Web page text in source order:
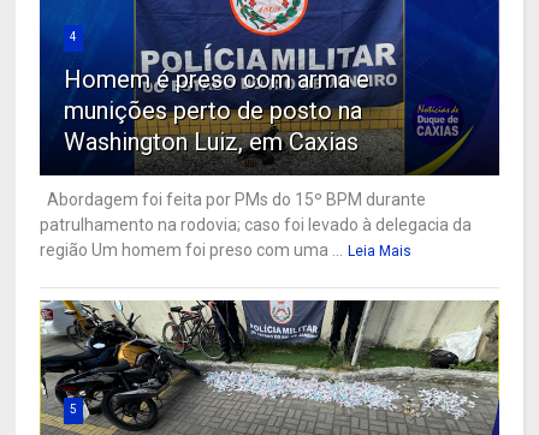
4
Homem é preso com arma e
munições perto de posto na
Washington Luiz, em Caxias
Abordagem foi feita por PMs do 15º BPM durante
patrulhamento na rodovia; caso foi levado à delegacia da
região Um homem foi preso com uma ...
Leia Mais
5